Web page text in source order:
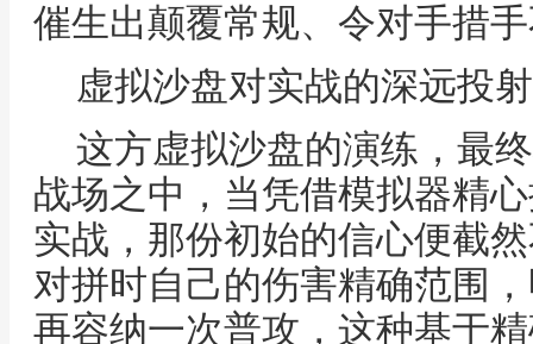
催生出颠覆常规、令对手措
虚拟沙盘对实战的深远投射
这方虚拟沙盘的演练，最
战场之中，当凭借模拟器精
实战，那份初始的信心便截
对拼时自己的伤害精确范围
再容纳一次普攻，这种基于